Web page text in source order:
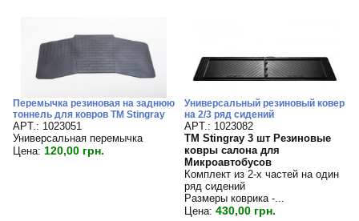
Перемычка резиновая на заднюю
тоннель для ковров TM Stingray
APT.: 1023051
Универсальная перемычка
Цена: 120,00 грн.
Универсальный резиновый ковер
на 2/3 ряд сидений
APT.: 1023082
TM Stingray 3 шт Резиновые
ковры салона для
Микроавтобусов
Комплект из 2-х частей на один
ряд сидений
Размеры коврика -...
Цена: 430,00 грн.